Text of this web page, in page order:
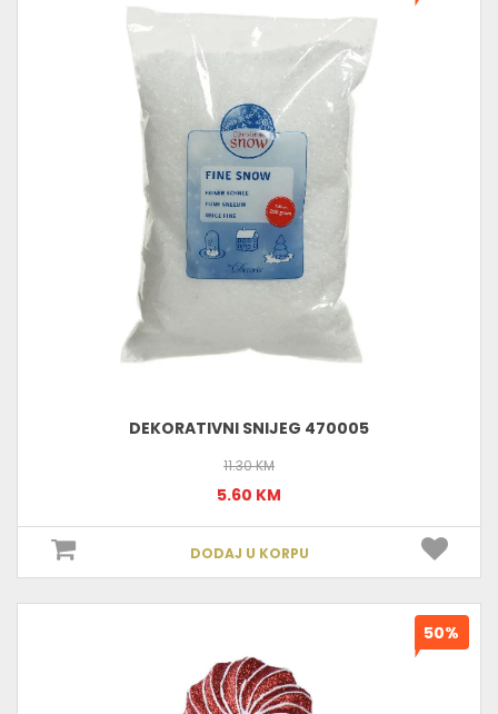
DEKORATIVNI SNIJEG 470005
11.30 KM
5.60 KM
DODAJ U KORPU
50%